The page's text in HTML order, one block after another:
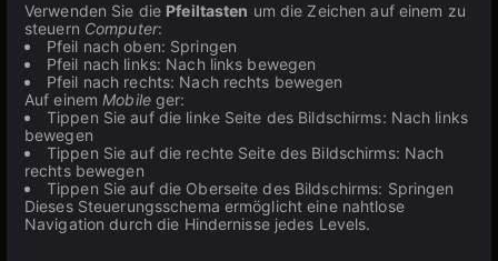
Verwenden Sie die Pfeiltasten um die Zeichen auf einem zu
steuern Computer:
Pfeil nach oben: Springen
Pfeil nach links: Nach links bewegen
Pfeil nach rechts: Nach rechts bewegen
Auf einem Mobileger:
Tippen Sie auf die linke Seite des Bildschirms: Nach links
bewegen
Tippen Sie auf die rechte Seite des Bildschirms: Nach
rechts bewegen
Tippen Sie auf die Oberseite des Bildschirms: Springen
Dieses Steuerungsschema ermöglicht eine nahtlose
Navigation durch die Hindernisse jedes Levels.